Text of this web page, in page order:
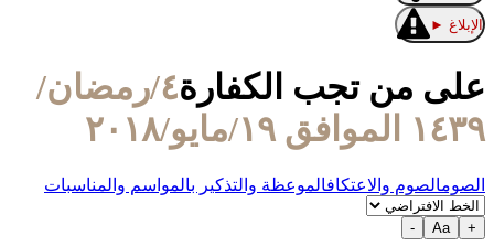
الإبلاغ ►
على من تجب الكفارة ٤/رمضان/
١٤٣٩ الموافق ١٩/مايو/٢٠١٨
الصومالصوم والاعتكافالموعظة والتذكير بالمواسم والمناسبات
+
Aa
-